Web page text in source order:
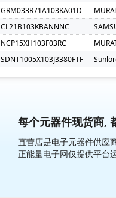
GRM033R71A103KA01D
CL21B103KBANNNC
NCP15XH103F03RC
SDNT1005X103J3380FTF
每个元器件现货商,
直营店是电子元器件供应
正能量电子网仅提供平台